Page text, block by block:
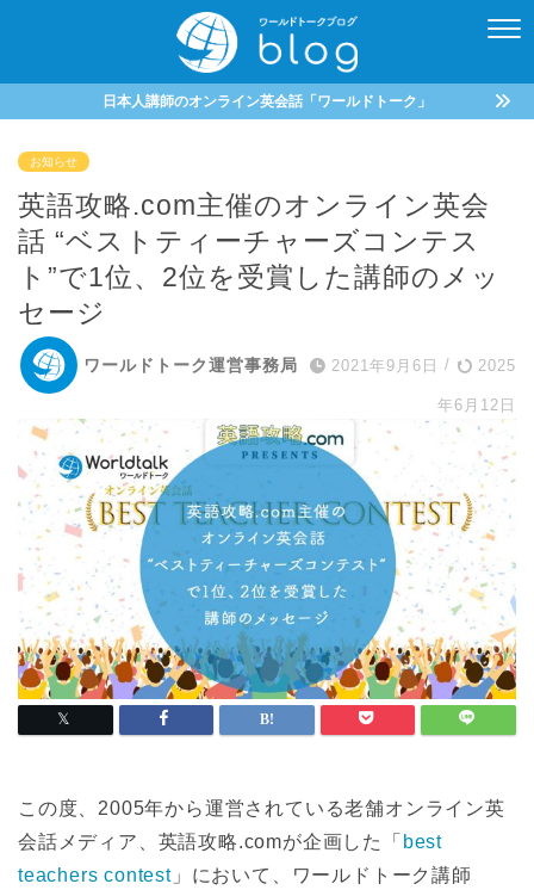
日本人講師のオンライン英会話「ワールドトーク」
お知らせ
英語攻略.com主催のオンライン英会
話 “ベストティーチャーズコンテス
ト”で1位、2位を受賞した講師のメッ
セージ
ワールドトーク運営事務局 2021年9月6日 / 2025
年6月12日
この度、2005年から運営されている老舗オンライン英
会話メディア、英語攻略.comが企画した「 best
teachers contest」において、ワールドトーク講師